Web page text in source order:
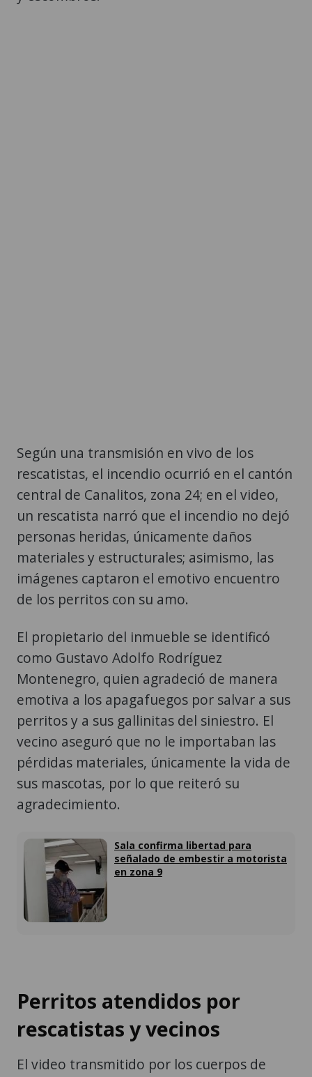
Según una transmisión en vivo de los
rescatistas, el incendio ocurrió en el cantón
central de Canalitos, zona 24; en el video,
un rescatista narró que el incendio no dejó
personas heridas, únicamente daños
materiales y estructurales; asimismo, las
imágenes captaron el emotivo encuentro
de los perritos con su amo.
El propietario del inmueble se identificó
como Gustavo Adolfo Rodríguez
Montenegro, quien agradeció de manera
emotiva a los apagafuegos por salvar a sus
perritos y a sus gallinitas del siniestro. El
vecino aseguró que no le importaban las
pérdidas materiales, únicamente la vida de
sus mascotas, por lo que reiteró su
agradecimiento.
Sala confirma libertad para
señalado de embestir a motorista
en zona 9
Perritos atendidos por
rescatistas y vecinos
El video transmitido por los cuerpos de